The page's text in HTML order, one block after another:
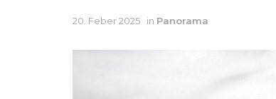
20. Feber 2025 in Panorama